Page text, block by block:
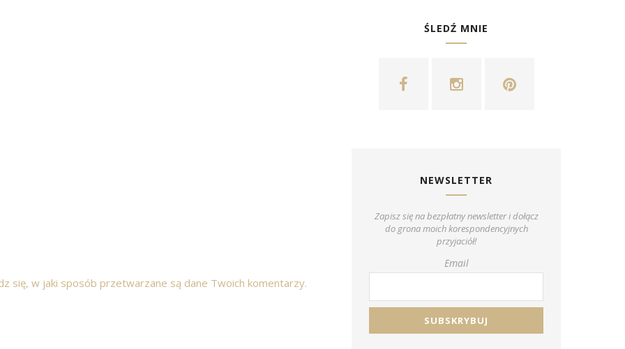
się, w jaki sposób przetwarzane są dane Twoich komentarzy.
ŚLEDŹ MNIE
NEWSLETTER
Zapisz się na bezpłatny newsletter i dołącz
do grona moich korespondencyjnych
przyjaciół!
Email